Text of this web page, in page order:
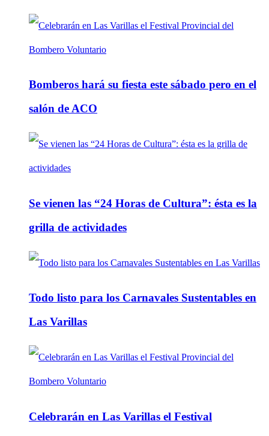
Bomberos hará su fiesta este sábado pero en el
salón de ACO
Se vienen las “24 Horas de Cultura”: ésta es la
grilla de actividades
Todo listo para los Carnavales Sustentables en
Las Varillas
Celebrarán en Las Varillas el Festival